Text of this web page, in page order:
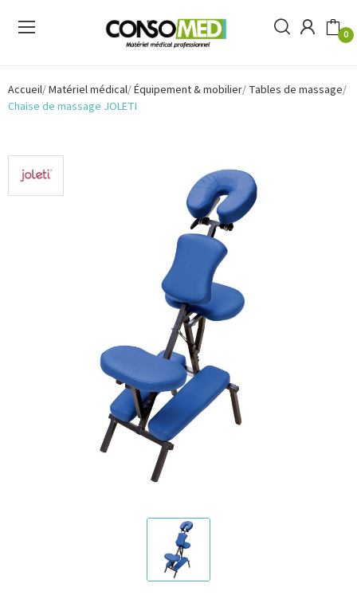
0
Accueil Matériel médical Équipement & mobilier Tables de massage
Chaise de massage JOLETI